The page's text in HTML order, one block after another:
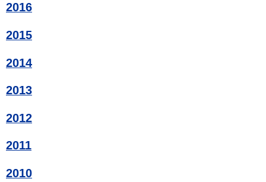
2016
2015
2014
2013
2012
2011
2010